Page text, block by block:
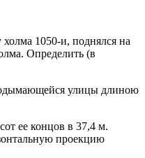
1050-и, поднялся на
Определить (в
улицы длиною
ее концов в 37,4 м.
проекцию